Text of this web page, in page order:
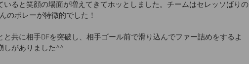
いると笑顔の場面が増えてきてホッとしました。チームはセレッソばりの
のボレーが特徴的でした！
と共に相手DFを突破し、相手ゴール前で滑り込んでファー詰めをするよ
しがありました^^